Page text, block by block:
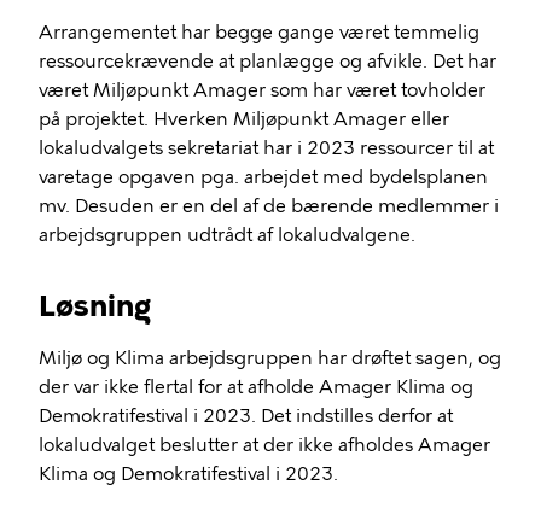
Arrangementet har begge gange været temmelig
ressourcekrævende at planlægge og afvikle. Det har
været Miljøpunkt Amager som har været tovholder
på projektet. Hverken Miljøpunkt Amager eller
lokaludvalgets sekretariat har i 2023 ressourcer til at
varetage opgaven pga. arbejdet med bydelsplanen
mv. Desuden er en del af de bærende medlemmer i
arbejdsgruppen udtrådt af lokaludvalgene.
Løsning
Miljø og Klima arbejdsgruppen har drøftet sagen, og
der var ikke flertal for at afholde Amager Klima og
Demokratifestival i 2023. Det indstilles derfor at
lokaludvalget beslutter at der ikke afholdes Amager
Klima og Demokratifestival i 2023.